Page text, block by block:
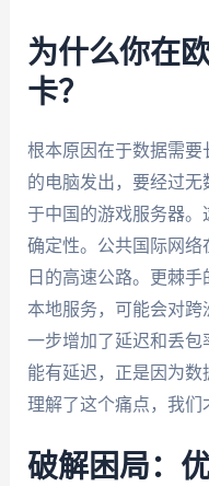
为什么你在
卡？
根本原因在于数据需要
的电脑发出，要经过
于中国的游戏服务器
确定性。公共国际网络
日的高速公路。更棘
本地服务，可能会对跨
一步增加了延迟和丢包
能有延迟，正是因为数
理解了这个痛点，我们
破解困局：